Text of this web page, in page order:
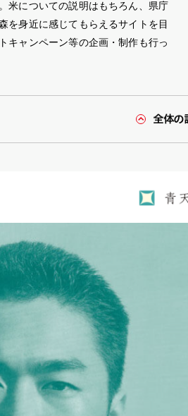
米についての説明はもちろん、県庁
を身近に感じてもらえるサイトを目
キャンペーン等の企画・制作も行っ
全体の